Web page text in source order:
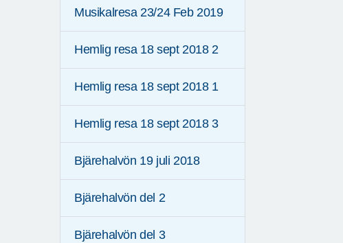
Musikalresa 23/24 Feb 2019
Hemlig resa 18 sept 2018 2
Hemlig resa 18 sept 2018 1
Hemlig resa 18 sept 2018 3
Bjärehalvön 19 juli 2018
Bjärehalvön del 2
Bjärehalvön del 3